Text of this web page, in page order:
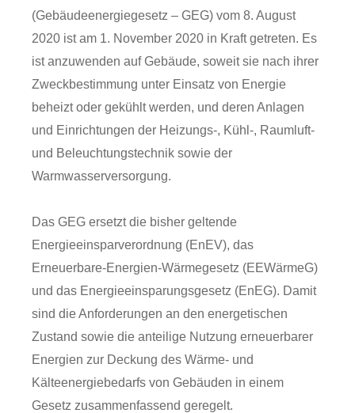
(Gebäudeenergiegesetz – GEG) vom 8. August
2020 ist am 1. November 2020 in Kraft getreten. Es
ist anzuwenden auf Gebäude, soweit sie nach ihrer
Zweckbestimmung unter Einsatz von Energie
beheizt oder gekühlt werden, und deren Anlagen
und Einrichtungen der Heizungs-, Kühl-, Raumluft-
und Beleuchtungstechnik sowie der
Warmwasserversorgung.
Das GEG ersetzt die bisher geltende
Energieeinsparverordnung (EnEV), das
Erneuerbare-Energien-Wärmegesetz (EEWärmeG)
und das Energieeinsparungsgesetz (EnEG). Damit
sind die Anforderungen an den energetischen
Zustand sowie die anteilige Nutzung erneuerbarer
Energien zur Deckung des Wärme- und
Kälteenergiebedarfs von Gebäuden in einem
Gesetz zusammenfassend geregelt.